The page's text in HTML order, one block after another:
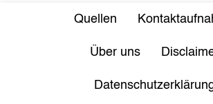
Quellen
Über uns